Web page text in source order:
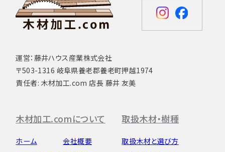
運営：藤井ハウス産業株式会社
〒503-1316 岐阜県養老郡養老町押越1974
責任者: 木材加工.com 店長 藤井 友美
木材加工.comについて
ホーム
会社概要
取扱木材・樹種
取扱木材と選び方